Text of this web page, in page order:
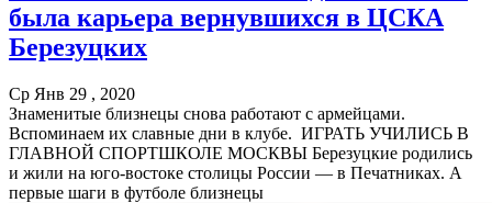
была карьера вернувшихся в ЦСКА
Березуцких
Ср Янв 29 , 2020
Знаменитые близнецы снова работают с армейцами.
Вспоминаем их славные дни в клубе. ИГРАТЬ УЧИЛИСЬ В
ГЛАВНОЙ СПОРТШКОЛЕ МОСКВЫ Березуцкие родились
и жили на юго-востоке столицы России — в Печатниках. А
первые шаги в футболе близнецы